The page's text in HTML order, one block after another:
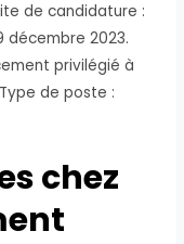
de candidature :
décembre 2023.
privilégié à
de poste :
chez